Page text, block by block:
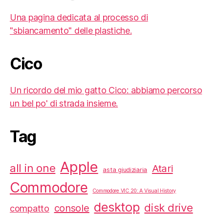
Una pagina dedicata al processo di
"sbiancamento" delle plastiche.
Cico
Un ricordo del mio gatto Cico: abbiamo percorso
un bel po' di strada insieme.
Tag
all in one Apple asta giudiziaria Atari
Commodore Commodore VIC 20: A Visual History
compatto console desktop disk drive